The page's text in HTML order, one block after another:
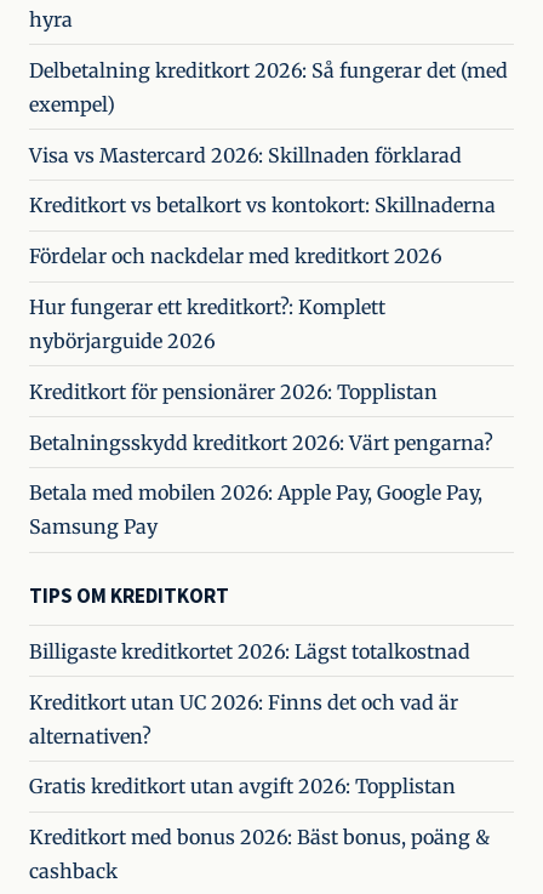
hyra
Delbetalning kreditkort 2026: Så fungerar det (med
exempel)
Visa vs Mastercard 2026: Skillnaden förklarad
Kreditkort vs betalkort vs kontokort: Skillnaderna
Fördelar och nackdelar med kreditkort 2026
Hur fungerar ett kreditkort?: Komplett
nybörjarguide 2026
Kreditkort för pensionärer 2026: Topplistan
Betalningsskydd kreditkort 2026: Värt pengarna?
Betala med mobilen 2026: Apple Pay, Google Pay,
Samsung Pay
TIPS OM KREDITKORT
Billigaste kreditkortet 2026: Lägst totalkostnad
Kreditkort utan UC 2026: Finns det och vad är
alternativen?
Gratis kreditkort utan avgift 2026: Topplistan
Kreditkort med bonus 2026: Bäst bonus, poäng &
cashback